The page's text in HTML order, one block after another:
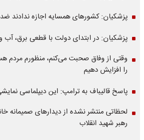
پزشکیان: کشورهای همسایه اجازه ندادند
پزشکیان: در ابتدای دولت با قطعی برق، آب
وقتی از وفاق صحبت می‌کنم، منظورم مردم
را افزایش دهیم
پاسخ قالیباف به ترامپ: این دیپلماسی
لحظاتی منتشر نشده از دیدارهای صمیمانه
رهبر شهید انقلاب